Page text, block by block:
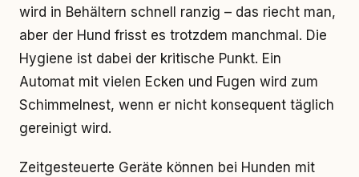
wird in Behältern schnell ranzig – das riecht man,
aber der Hund frisst es trotzdem manchmal. Die
Hygiene ist dabei der kritische Punkt. Ein
Automat mit vielen Ecken und Fugen wird zum
Schimmelnest, wenn er nicht konsequent täglich
gereinigt wird.
Zeitgesteuerte Geräte können bei Hunden mit